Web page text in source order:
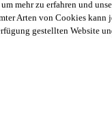
mehr zu erfahren und
Arten von Cookies kann
gestellten Website